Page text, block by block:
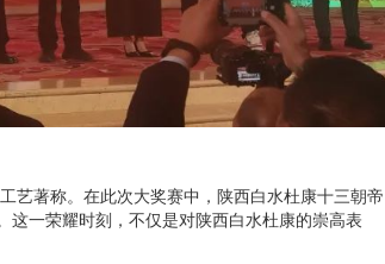
著称。在此次大奖赛中，陕西白水杜康十三朝帝
这一荣耀时刻，不仅是对陕西白水杜康的崇高表